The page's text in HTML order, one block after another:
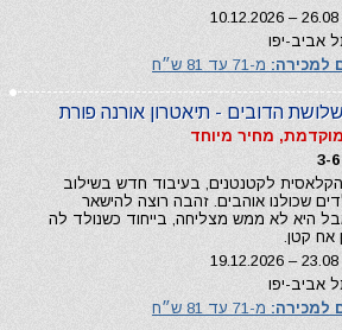
אביב-יפו
למכירה: מ-71 עד 81 ש״ח
הדובים - תיאטרון אורנה פורת
מחיר מיוחד
לקטנטנים, בעיבוד חדש בשילוב
שכולנו אוהבים. זהבה רוצה להישאר
היא לא ממש מצליחה, בייחוד כשנולד לה
אח קטן.
אביב-יפו
למכירה: מ-71 עד 81 ש״ח